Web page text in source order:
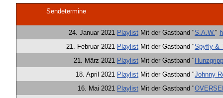
Sendetermine
24. Januar 2021 Playlist Mit der Gastband "S.A.W."
21. Februar 2021 Playlist Mit der Gastband "Spyfly &
21. März 2021 Playlist Mit der Gastband "
18. April 2021 Playlist Mit der Gastband "Johnny
16. Mai 2021 Playlist Mit der Gastband "